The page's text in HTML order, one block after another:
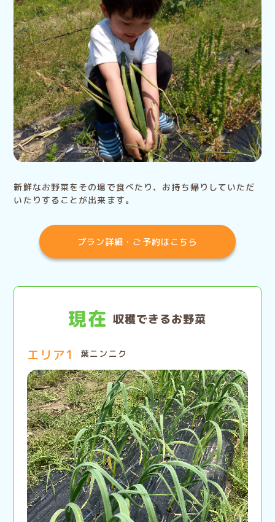
新鮮なお野菜をその場で食べたり、お持ち帰りしていただ
いたりすることが出来ます。
プラン詳細・ご予約はこちら
現在 収穫できるお野菜
エリア1 葉ニンニク